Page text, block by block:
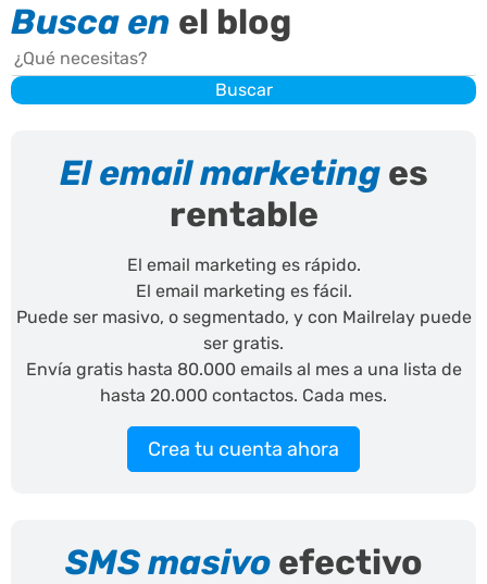
Busca en el blog
Buscar
Buscar
El email marketing es
rentable
El email marketing es rápido.
El email marketing es fácil.
Puede ser masivo, o segmentado, y con Mailrelay puede
ser gratis.
Envía gratis hasta 80.000 emails al mes a una lista de
hasta 20.000 contactos. Cada mes.
Crea tu cuenta ahora
SMS masivoefectivo